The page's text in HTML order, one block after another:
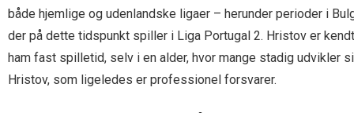
både hjemlige og udenlandske ligaer – herunder perioder i
der på dette tidspunkt spiller i Liga Portugal 2. Hristov er
ham fast spilletid, selv i en alder, hvor mange stadig udvikler
Hristov, som ligeledes er professionel forsvarer.